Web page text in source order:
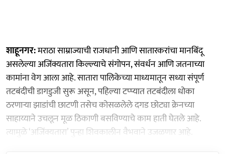
शाहूनगर:मराठा साम्राज्याची राजधानी आणि सातारकरांचा मानबिंदू
असलेल्या अजिंक्यतारा किल्ल्याचे संगोपन, संवर्धन आणि जतनाच्या
कामांना वेग आला आहे. सातारा पालिकेच्या माध्यमातून सध्या संपूर्ण
तटबंदीची डागडुजी सुरू असून, पहिल्या टप्प्यात तटबंदीला धोका
ठरणाऱ्या झाडांची छाटणी तसेच कोसळलेले दगड छोट्या क्रेनच्या
साहाय्याने उचलून मूळ ठिकाणी बसविण्याचे काम हाती घेतले आहे.
त्यामुळे ‘अजिंक्यतारा’ पुन्हा शिवकालीन वैभवाने उजळणार आहे.